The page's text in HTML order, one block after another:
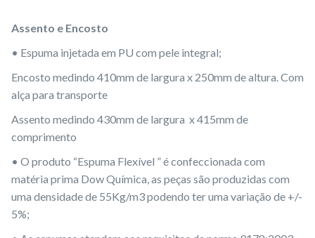
Assento e Encosto
• Espuma injetada em PU com pele integral;
Encosto medindo 410mm de largura x 250mm de altura. Com
alça para transporte
Assento medindo 430mm de largura x 415mm de
comprimento
• O produto “Espuma Flexível ” é confeccionada com
matéria prima Dow Química, as peças são produzidas com
uma densidade de 55Kg/m3 podendo ter uma variação de +/-
5%;